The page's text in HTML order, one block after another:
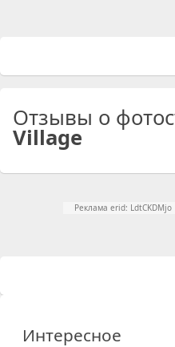
Отзывы о
Village
Реклама erid: LdtCKDMjo
Интересное